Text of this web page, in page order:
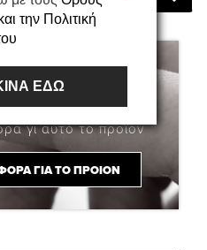
γι αυτό το προϊόν
ΓΙΑ ΤΟ ΠΡΟΙΟΝ
την Πολιτική
ΕΔΩ